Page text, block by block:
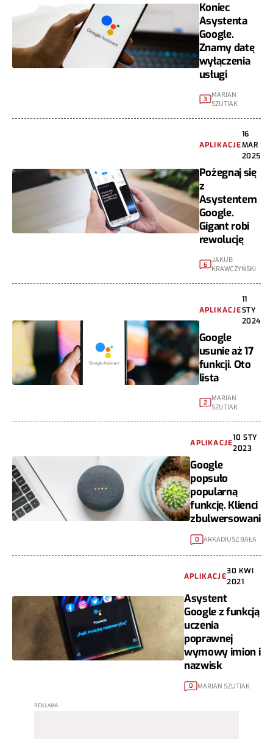
Koniec
Asystenta
Google.
Znamy datę
wyłączenia
usługi
3
MARIAN
SZUTIAK
APLIKACJE
16
MAR
2025
Pożegnaj się
z
Asystentem
Google.
Gigant robi
rewolucję
6 JAKUB
KRAWCZYŃSKI
APLIKACJE
11
STY
2024
Google
usunie aż 17
funkcji. Oto
lista
2
MARIAN
SZUTIAK
APLIKACJE
10 STY
2023
Google
popsuło
popularną
funkcję. Klienci
zbulwersowani
0 ARKADIUSZ BAŁA
APLIKACJE
30 KWI
2021
Asystent
Google z funkcją
uczenia
poprawnej
wymowy imion i
nazwisk
0 MARIAN SZUTIAK